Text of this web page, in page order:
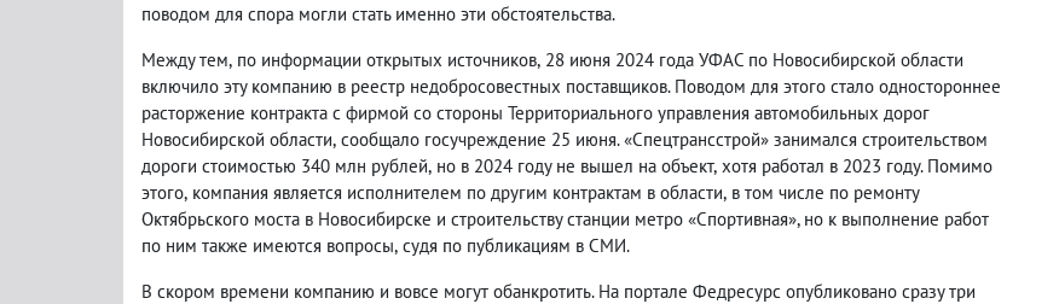
поводом для спора могли стать именно эти обстоятельства.
Между тем, по информации открытых источников, 28 июня 2024 года УФАС по Новосибирской области
включило эту компанию в реестр недобросовестных поставщиков. Поводом для этого стало одностороннее
расторжение контракта с фирмой со стороны Территориального управления автомобильных дорог
Новосибирской области, сообщало госучреждение 25 июня. «Спецтрансстрой» занимался строительством
дороги стоимостью 340 млн рублей, но в 2024 году не вышел на объект, хотя работал в 2023 году. Помимо
этого, компания является исполнителем по другим контрактам в области, в том числе по ремонту
Октябрьского моста в Новосибирске и строительству станции метро «Спортивная», но к выполнение работ
по ним также имеются вопросы, судя по публикациям в СМИ.
В скором времени компанию и вовсе могут обанкротить. На портале Федресурс опубликовано сразу три